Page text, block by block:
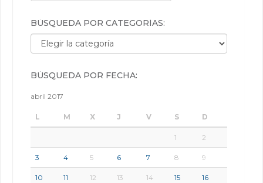
BÚSQUEDA POR CATEGORÍAS:
Búsqueda por categorías:
BÚSQUEDA POR FECHA:
abril 2017
L M X J V S D
1 2
3 4 5 6 7 8 9
10 11 12 13 14 15 16